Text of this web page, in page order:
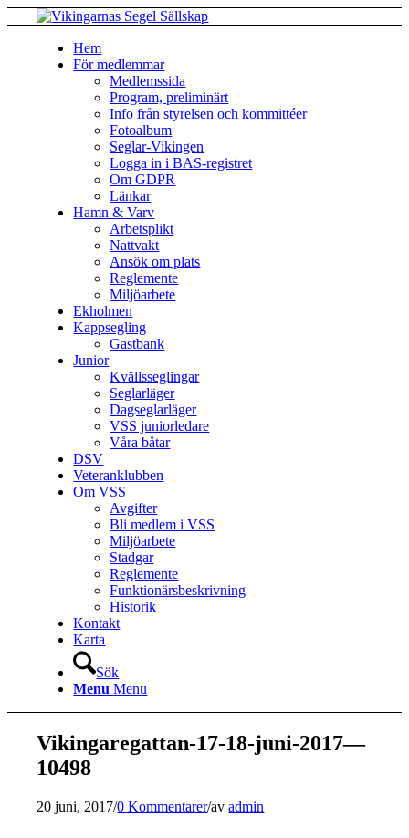
Hem
För medlemmar
Medlemssida
Program, preliminärt
Info från styrelsen och kommittéer
Fotoalbum
Seglar-Vikingen
Logga in i BAS-registret
Om GDPR
Länkar
Hamn & Varv
Arbetsplikt
Nattvakt
Ansök om plats
Reglemente
Miljöarbete
Ekholmen
Kappsegling
Gastbank
Junior
Kvällsseglingar
Seglarläger
Dagseglarläger
VSS juniorledare
Våra båtar
DSV
Veteranklubben
Om VSS
Avgifter
Bli medlem i VSS
Miljöarbete
Stadgar
Reglemente
Funktionärsbeskrivning
Historik
Kontakt
Karta
Sök
Menu Menu
Vikingaregattan-17-18-juni-2017—
10498
20 juni, 2017/0 Kommentarer/avadmin